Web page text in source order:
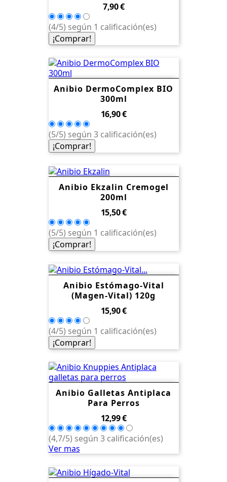
Precio
7,90 €
(4/5) según 1 calificación(es)
¡Comprar!
Anibio DermoComplex BIO
300ml
Precio
16,90 €
(5/5) según 3 calificación(es)
¡Comprar!
Anibio Ekzalin Cremogel
200ml
Precio
15,50 €
(5/5) según 1 calificación(es)
¡Comprar!
Anibio Estómago-Vital
(Magen-Vital) 120g
Precio
15,90 €
(4/5) según 1 calificación(es)
¡Comprar!
Anibio Galletas Antiplaca
Para Perros
Precio
12,99 €
(4,7/5) según 3 calificación(es)
Ver mas